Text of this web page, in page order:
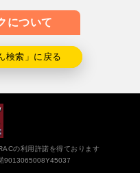
について
検索」に戻る
の利用許諾を得ております
9013065008Y45037